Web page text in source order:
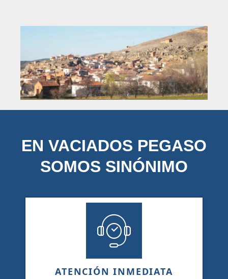
EN VACIADOS PEGASO
SOMOS SINÓNIMO
ATENCIÓN INMEDIATA